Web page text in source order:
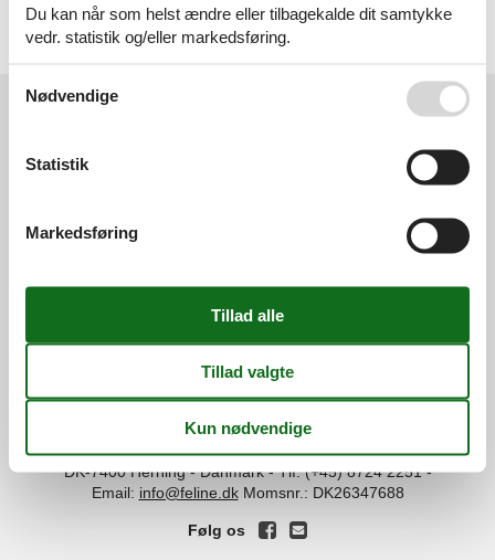
Bornholm
Hasle
Din tryghed
©Feline Holidays-Feline Holidays A/S-Nygade 8B, 2.th -
DK-7400 Herning-Danmark -Tlf: (+45) 8724 2251-
Email: info@feline.dk Momsnr.: DK26347688
Følg os
Du kan når som helst ændre eller tilbagekalde dit samtykke
vedr. statistik og/eller markedsføring.
Nødvendige
Statistik
Markedsføring